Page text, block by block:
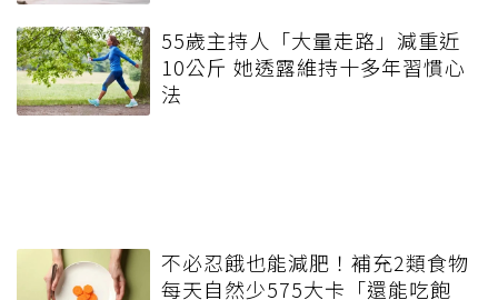
55歲主持人「大量走路」減重近
10公斤 她透露維持十多年習慣心
法
不必忍餓也能減肥！補充2類食物
每天自然少575大卡「還能吃飽